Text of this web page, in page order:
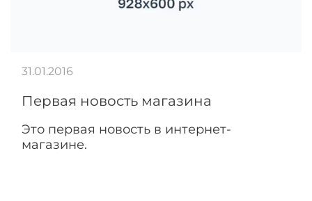
Первая новость магазина
Это первая новость в интернет-
магазине.
31.01.2016